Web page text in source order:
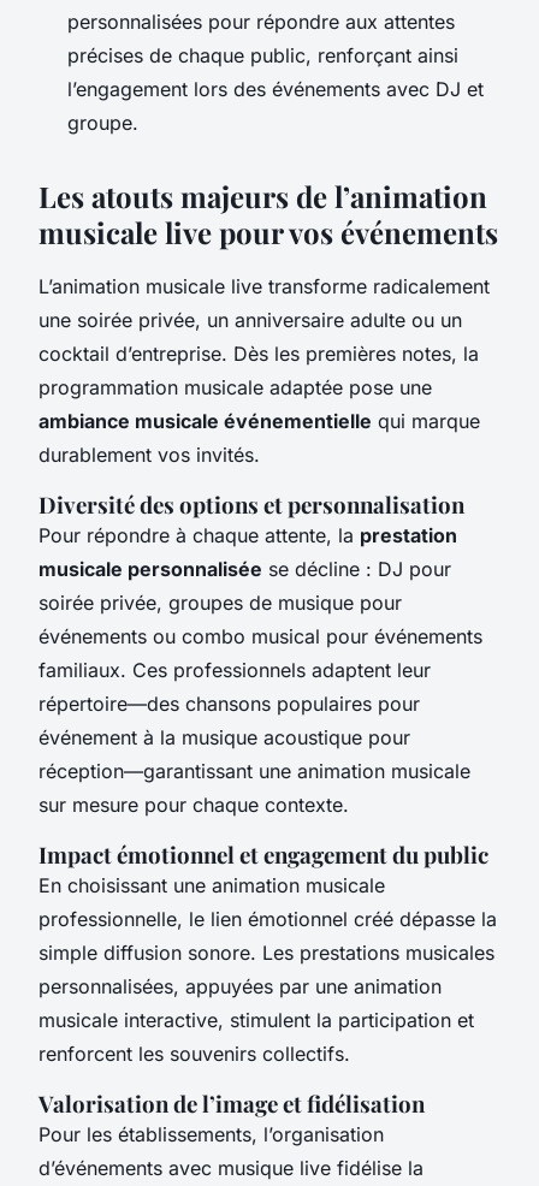
personnalisées pour répondre aux attentes
précises de chaque public, renforçant ainsi
l’engagement lors des événements avec DJ et
groupe.
Les atouts majeurs de l’animation
musicale livepour vos événements
L’animation musicale live transforme radicalement
une soirée privée, un anniversaire adulte ou un
cocktail d’entreprise. Dès les premières notes, la
programmation musicale adaptée pose une
ambiance musicale événementielle qui marque
durablement vos invités.
Diversité des options et personnalisation
Pour répondre à chaque attente, la prestation
musicale personnalisée se décline : DJ pour
soirée privée, groupes de musique pour
événements ou combo musical pour événements
familiaux. Ces professionnels adaptent leur
répertoire—des chansons populaires pour
événement à la musique acoustique pour
réception—garantissant une animation musicale
sur mesure pour chaque contexte.
Impact émotionnel et engagement du public
En choisissant une animation musicale
professionnelle, le lien émotionnel créé dépasse la
simple diffusion sonore. Les prestations musicales
personnalisées, appuyées par une animation
musicale interactive, stimulent la participation et
renforcent les souvenirs collectifs.
Valorisation de l’image et fidélisation
Pour les établissements, l’organisation
d’événements avec musique live fidélise la